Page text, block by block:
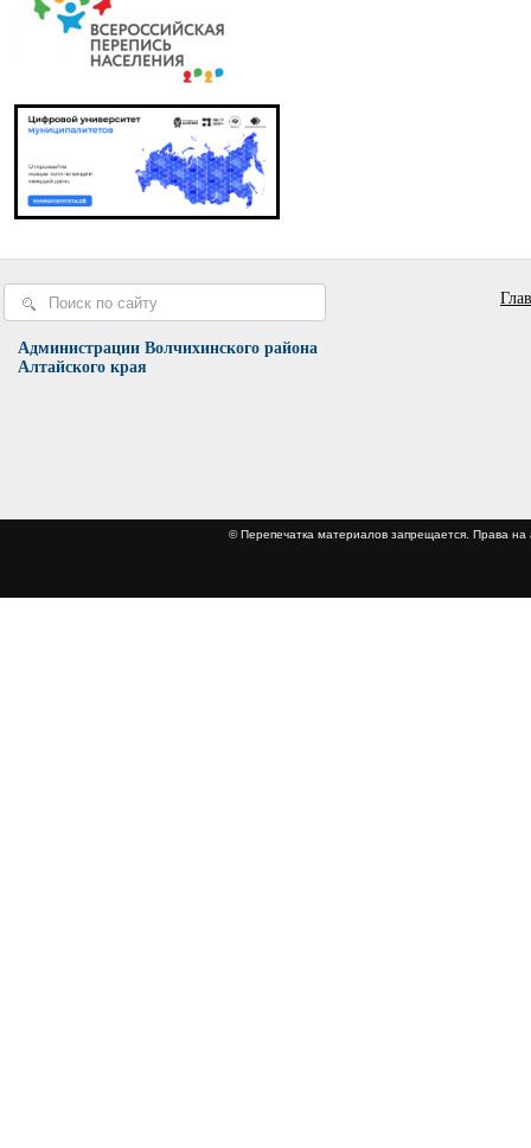
Администрации Волчихинского района
Алтайского края
© Перепечатка материалов запрещается.